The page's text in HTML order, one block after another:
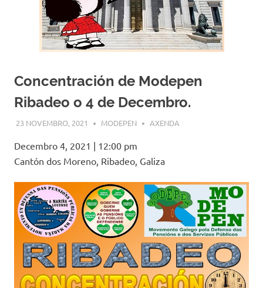
Concentración de Modepen
Ribadeo o 4 de Decembro.
23 NOVEMBRO, 2021 MODEPEN AXENDA
Decembro 4, 2021 | 12:00 pm
Cantón dos Moreno, Ribadeo, Galiza